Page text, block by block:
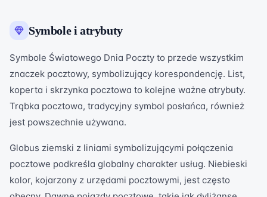
Symbole i atrybuty
Symbole Światowego Dnia Poczty to przede wszystkim
znaczek pocztowy, symbolizujący korespondencję. List,
koperta i skrzynka pocztowa to kolejne ważne atrybuty.
Trąbka pocztowa, tradycyjny symbol posłańca, również
jest powszechnie używana.
Globus ziemski z liniami symbolizującymi połączenia
pocztowe podkreśla globalny charakter usług. Niebieski
kolor, kojarzony z urzędami pocztowymi, jest często